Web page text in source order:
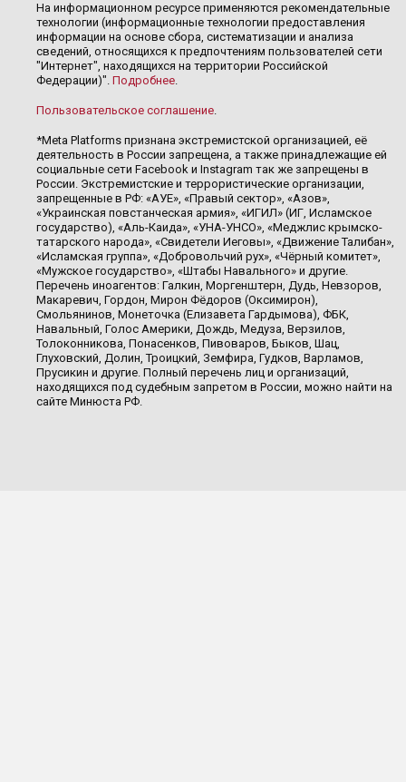
На информационном ресурсе применяются рекомендательные
технологии (информационные технологии предоставления
информации на основе сбора, систематизации и анализа
сведений, относящихся к предпочтениям пользователей сети
"Интернет", находящихся на территории Российской
Федерации)". Подробнее.
Пользовательское соглашение.
*Meta Platforms признана экстремистской организацией, её
деятельность в России запрещена, а также принадлежащие ей
социальные сети Facebook и Instagram так же запрещены в
России. Экстремистские и террористические организации,
запрещенные в РФ: «АУЕ», «Правый сектор», «Азов»,
«Украинская повстанческая армия», «ИГИЛ» (ИГ, Исламское
государство), «Аль-Каида», «УНА-УНСО», «Меджлис крымско-
татарского народа», «Свидетели Иеговы», «Движение Талибан»,
«Исламская группа», «Добровольчий рух», «Чёрный комитет»,
«Мужское государство», «Штабы Навального» и другие.
Перечень иноагентов: Галкин, Моргенштерн, Дудь, Невзоров,
Макаревич, Гордон, Мирон Фёдоров (Оксимирон),
Смольянинов, Монеточка (Елизавета Гардымова), ФБК,
Навальный, Голос Америки, Дождь, Медуза, Верзилов,
Толоконникова, Понасенков, Пивоваров, Быков, Шац,
Глуховский, Долин, Троицкий, Земфира, Гудков, Варламов,
Прусикин и другие. Полный перечень лиц и организаций,
находящихся под судебным запретом в России, можно найти на
сайте Минюста РФ.